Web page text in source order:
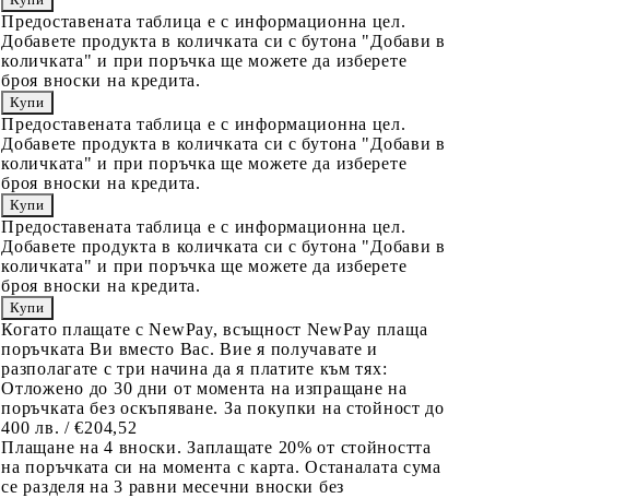
Предоставената таблица е с информационна цел.
Добавете продукта в количката си с бутона "Добави в
количката" и при поръчка ще можете да изберете
броя вноски на кредита.
Предоставената таблица е с информационна цел.
Добавете продукта в количката си с бутона "Добави в
количката" и при поръчка ще можете да изберете
броя вноски на кредита.
Предоставената таблица е с информационна цел.
Добавете продукта в количката си с бутона "Добави в
количката" и при поръчка ще можете да изберете
броя вноски на кредита.
Когато плащате с NewPay, всъщност NewPay плаща
поръчката Ви вместо Вас. Вие я получавате и
разполагате с три начина да я платите към тях:
Отложено до 30 дни от момента на изпращане на
поръчката без оскъпяване. За покупки на стойност до
400 лв. / €204,52
Плащане на 4 вноски. Заплащате 20% от стойността
на поръчката си на момента с карта. Останалата сума
се разделя на 3 равни месечни вноски без